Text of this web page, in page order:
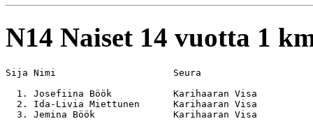
N14 Naiset 14 vuotta 1
Sija Nimi                     Seura
1. Josefiina Böök           Karihaaran Visa
2. Ida-Livia Miettunen      Karihaaran Visa